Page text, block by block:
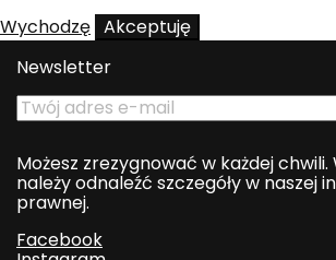
Wychodzę Akceptuję
Newsletter
Możesz zrezygnować w każdej
należy odnaleźć szczegóły w naszej
prawnej.
Facebook